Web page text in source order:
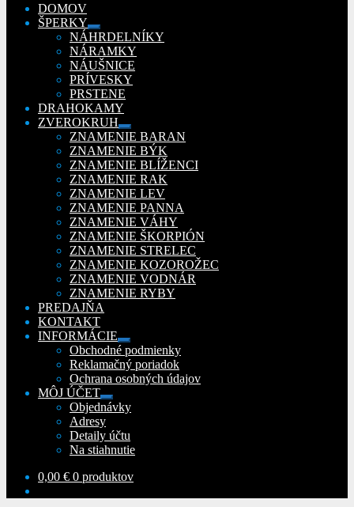
DOMOV
ŠPERKY
Rozbaliť
podradené
menu
NÁHRDELNÍKY
NÁRAMKY
NÁUŠNICE
PRÍVESKY
PRSTENE
DRAHOKAMY
ZVEROKRUH
Rozbaliť
podradené
menu
ZNAMENIE BARAN
ZNAMENIE BÝK
ZNAMENIE BLÍŽENCI
ZNAMENIE RAK
ZNAMENIE LEV
ZNAMENIE PANNA
ZNAMENIE VÁHY
ZNAMENIE ŠKORPIÓN
ZNAMENIE STRELEC
ZNAMENIE KOZOROŽEC
ZNAMENIE VODNÁR
ZNAMENIE RYBY
PREDAJŇA
KONTAKT
INFORMÁCIE
Rozbaliť
podradené
menu
Obchodné podmienky
Reklamačný poriadok
Ochrana osobných údajov
MÔJ ÚČET
Rozbaliť
podradené
Objednávky
Adresy
Detaily účtu
Na stiahnutie
0,00 € 0 produktov